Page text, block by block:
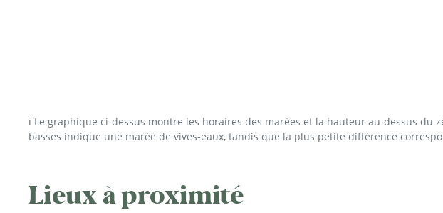
ℹ️ Le graphique ci-dessus montre les horaires des marées et la hauteur au-dessus
basses indique une marée de vives-eaux, tandis que la plus petite différence
Lieux à proximité